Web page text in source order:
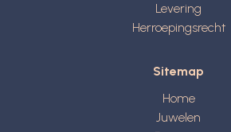
Levering
Herroepingsrecht
Sitemap
Home
Juwelen